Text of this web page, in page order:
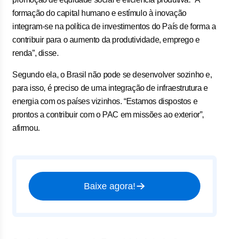
formação do capital humano e estímulo à inovação
integram-se na política de investimentos do País de forma a
contribuir para o aumento da produtividade, emprego e
renda”, disse.
Segundo ela, o Brasil não pode se desenvolver sozinho e,
para isso, é preciso de uma integração de infraestrutura e
energia com os países vizinhos. “Estamos dispostos e
prontos a contribuir com o PAC em missões ao exterior”,
afirmou.
Baixe agora!